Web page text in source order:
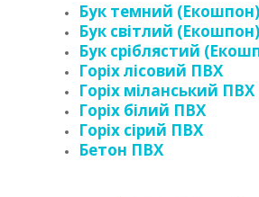
Бук темний (Екошпон)
Бук світлий (Екошпон)
Бук сріблястий
Горіх лісовий ПВХ
Горіх міланський ПВХ
Горіх білий ПВХ
Горіх сірий ПВХ
Бетон ПВХ